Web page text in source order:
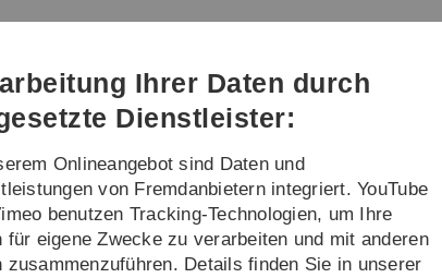
Direkt
Direkt
Direkt
(Sprache,
Drucken,
Social
Direkt
Direkt
Institute
Robert Fischer
Ihrer Daten durch
Dienstleister:
Onlineangebot sind Daten und
von Fremdanbietern integriert. YouTube
benutzen Tracking-Technologien, um Ihre
für eigene Zwecke zu verarbeiten und mit anderen
zusammenzuführen. Details finden Sie in unserer